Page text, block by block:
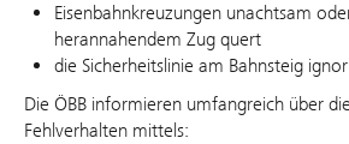
Eisenbahnkreuzungen unachtsam
herannahendem Zug quert
die Sicherheitslinie am Bahnsteig
Die ÖBB informieren umfangreich über
Fehlverhalten mittels: